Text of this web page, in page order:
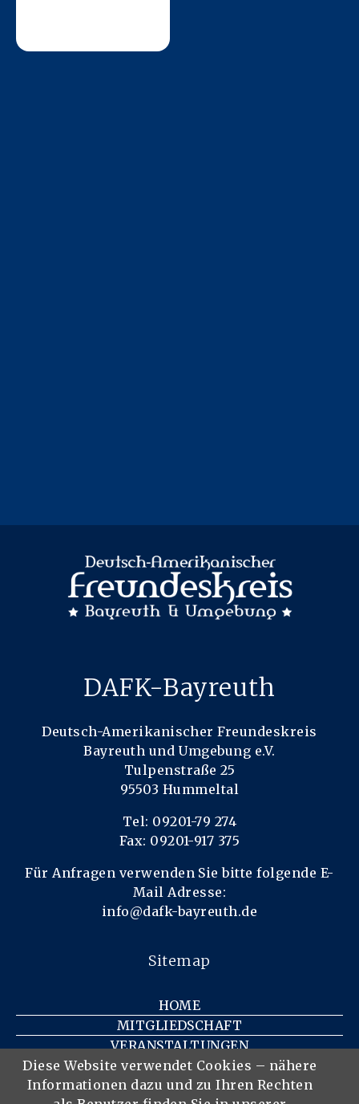
DAFK-Bayreuth
Deutsch-Amerikanischer Freundeskreis
Bayreuth und Umgebung e.V.
Tulpenstraße 25
95503 Hummeltal
Tel: 09201-79 274
Fax: 09201-917 375
Für Anfragen verwenden Sie bitte folgende E-
Mail Adresse:
info@dafk-bayreuth.de
Sitemap
HOME
MITGLIEDSCHAFT
VERANSTALTUNGEN
KONTAKT
IMPRESSUM
Diese Website verwendet Cookies – nähere
Informationen dazu und zu Ihren Rechten